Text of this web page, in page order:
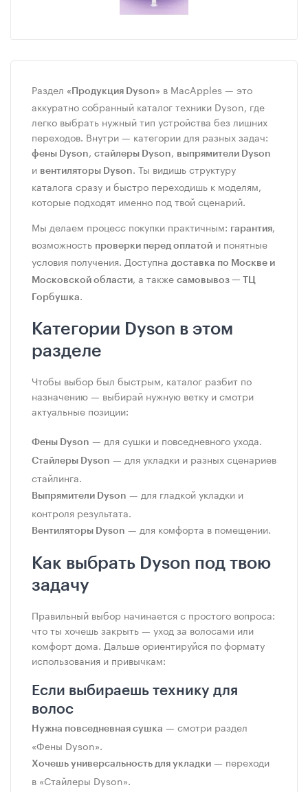
Раздел «Продукция Dyson» в MacApples — это
аккуратно собранный каталог техники Dyson, где
легко выбрать нужный тип устройства без лишних
переходов. Внутри — категории для разных задач:
фены Dyson, стайлеры Dyson, выпрямители Dyson
и вентиляторы Dyson. Ты видишь структуру
каталога сразу и быстро переходишь к моделям,
которые подходят именно под твой сценарий.
Мы делаем процесс покупки практичным: гарантия,
возможность проверки перед оплатой и понятные
условия получения. Доступна доставка по Москве и
Московской области, а также самовывоз — ТЦ
Горбушка.
Категории Dyson в этом
разделе
Чтобы выбор был быстрым, каталог разбит по
назначению — выбирай нужную ветку и смотри
актуальные позиции:
Фены Dyson — для сушки и повседневного ухода.
Стайлеры Dyson — для укладки и разных сценариев
стайлинга.
Выпрямители Dyson — для гладкой укладки и
контроля результата.
Вентиляторы Dyson — для комфорта в помещении.
Как выбрать Dyson под твою
задачу
Правильный выбор начинается с простого вопроса:
что ты хочешь закрыть — уход за волосами или
комфорт дома. Дальше ориентируйся по формату
использования и привычкам:
Если выбираешь технику для
волос
Нужна повседневная сушка — смотри раздел
«Фены Dyson».
Хочешь универсальность для укладки — переходи
в «Стайлеры Dyson».